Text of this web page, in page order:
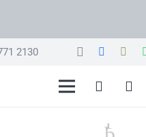
2130